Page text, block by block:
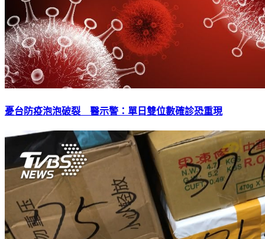
憂台防疫泡泡破裂 醫示警：單日雙位數確診恐重現